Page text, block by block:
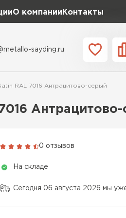
О компании Контакты
Доборные элементы
sayding.ru
RAL 7016 Антрацитово-серый
0 отзывов
На складе
Сегодня 06 августа 2026 мы